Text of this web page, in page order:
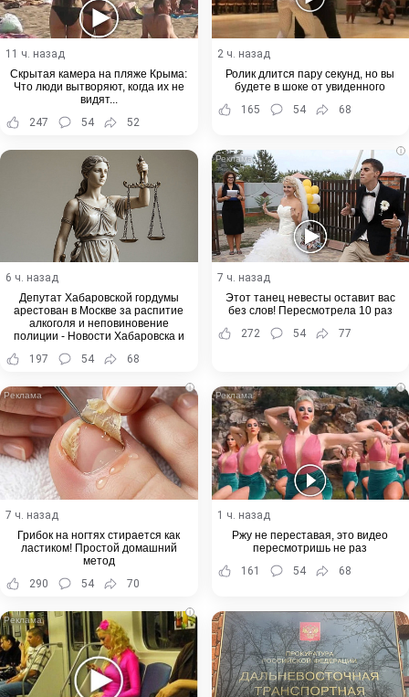
11 ч. назад
Скрытая камера на пляже Крыма:
Что люди вытворяют, когда их не
видят...
247
54 52
2 ч. назад
Ролик длится пару секунд, но вы
будете в шоке от увиденного
165
54 68
6 ч. назад
Депутат Хабаровской гордумы
арестован в Москве за распитие
алкоголя и неповиновение
полиции - Новости Хабаровска и
197 54 68
i
7 ч. назад
Этот танец невесты оставит вас
без слов! Пересмотрела 10 раз
272
54 77
i
7 ч. назад
Грибок на ногтях стирается как
ластиком! Простой домашний
метод
290
54 70
i
1 ч. назад
Ржу не переставая, это видео
пересмотришь не раз
161
54 68
i